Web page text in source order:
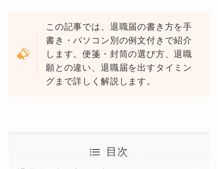
この記事では、退職届の書き方を手
書き・パソコン別の例文付きで紹介
します。便箋・封筒の選び方、退職
願との違い、退職届を出すタイミン
グまで詳しく解説します。
目次